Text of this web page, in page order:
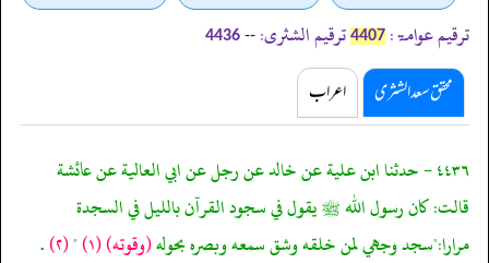
ترقیم عوامۃ: 4407 ترقیم الشثری: --
4436
محقق سعد الشثری اعراب
٤٤٣٦ - حدثنا ابن علية عن خالد عن رجل عن ابي العالية عن عائشة
قالت: كان رسول الله ﷺ يقول في سجود القرآن بالليل في السجدة
مرارا:"سجد وجهي لمن خلقه وشق سمعه وبصره بحوله(وقوته)(١) "(٢) .